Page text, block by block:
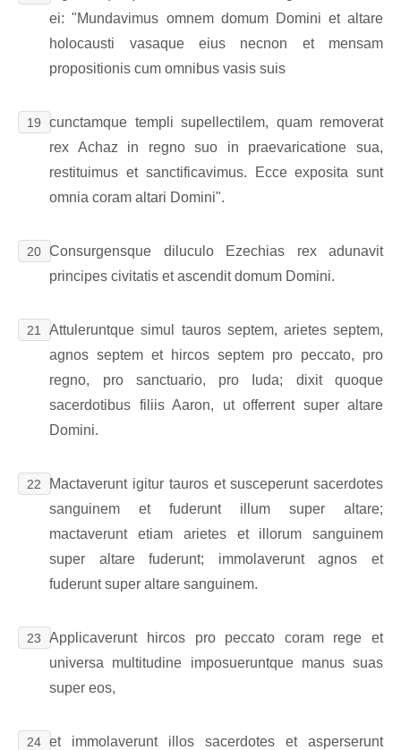
ei: "Mundavimus omnem domum Domini et altare
holocausti vasaque eius necnon et mensam
propositionis cum omnibus vasis suis
19
cunctamque templi supellectilem, quam removerat
rex Achaz in regno suo in praevaricatione sua,
restituimus et sanctificavimus. Ecce exposita sunt
omnia coram altari Domini".
20 Consurgensque diluculo Ezechias rex adunavit
principes civitatis et ascendit domum Domini.
21
Attuleruntque simul tauros septem, arietes septem,
agnos septem et hircos septem pro peccato, pro
regno, pro sanctuario, pro Iuda; dixit quoque
sacerdotibus filiis Aaron, ut offerrent super altare
Domini.
22
Mactaverunt igitur tauros et susceperunt sacerdotes
sanguinem et fuderunt illum super altare;
mactaverunt etiam arietes et illorum sanguinem
super altare fuderunt; immolaverunt agnos et
fuderunt super altare sanguinem.
23
Applicaverunt hircos pro peccato coram rege et
universa multitudine imposueruntque manus suas
super eos,
24 et immolaverunt illos sacerdotes et asperserunt